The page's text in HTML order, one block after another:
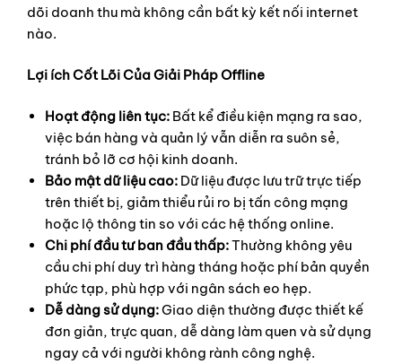
dõi doanh thu mà không cần bất kỳ kết nối internet
nào.
Lợi ích Cốt Lõi Của Giải Pháp Offline
Hoạt động liên tục: Bất kể điều kiện mạng ra sao,
việc bán hàng và quản lý vẫn diễn ra suôn sẻ,
tránh bỏ lỡ cơ hội kinh doanh.
Bảo mật dữ liệu cao: Dữ liệu được lưu trữ trực tiếp
trên thiết bị, giảm thiểu rủi ro bị tấn công mạng
hoặc lộ thông tin so với các hệ thống online.
Chi phí đầu tư ban đầu thấp:Thường không yêu
cầu chi phí duy trì hàng tháng hoặc phí bản quyền
phức tạp, phù hợp với ngân sách eo hẹp.
Dễ dàng sử dụng:Giao diện thường được thiết kế
đơn giản, trực quan, dễ dàng làm quen và sử dụng
ngay cả với người không rành công nghệ.